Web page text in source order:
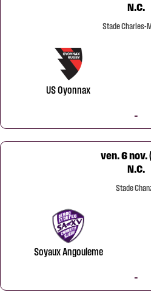
N.C.
Stade Charles-
US Oyonnax
-
ven. 6 nov.
N.C.
Stade
Soyaux Angouleme
-